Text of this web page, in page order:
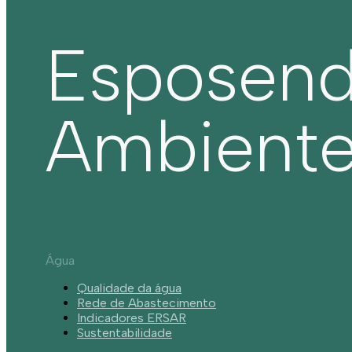
Água
Qualidade da água
Rede de Abastecimento
Indicadores ERSAR
Sustentabilidade